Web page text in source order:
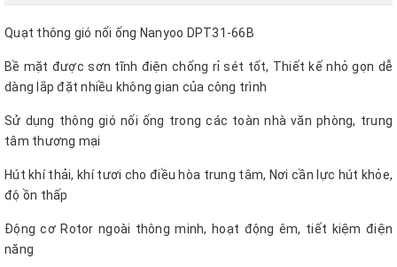
Quạt thông gió nối ống Nanyoo DPT31-66B
Bề mặt được sơn tĩnh điện chống rỉ sét tốt, Thiết kế nhỏ gọn dễ
dàng lắp đặt nhiều không gian của công trình
Sử dụng thông gió nối ống trong các toàn nhà văn phòng, trung
tâm thương mại
Hút khí thải, khí tươi cho điều hòa trung tâm, Nơi cần lực hút khỏe,
độ ồn thấp
Động cơ Rotor ngoài thông minh, hoạt động êm, tiết kiệm điện
năng